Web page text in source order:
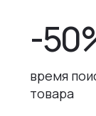
-
время
товара